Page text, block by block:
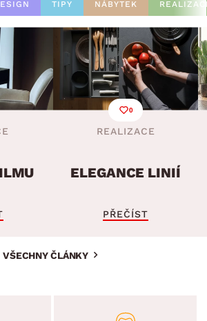
TIPY NÁBYTEK
0
REALIZACE
ELEGANCE LINIÍ
PŘEČÍST
VŠECHNY ČLÁNKY